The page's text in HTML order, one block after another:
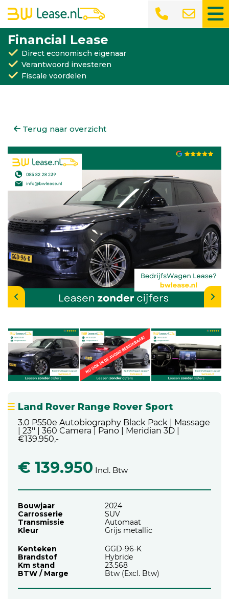
Financial Lease
Direct economisch eigenaar
Verantwoord investeren
Fiscale voordelen
Terug naar overzicht
Land Rover Range Rover Sport
3.0 P550e Autobiography Black Pack | Massage
| 23'' | 360 Camera | Pano | Meridian 3D |
€139.950,-
€ 139.950 Incl. Btw
Bouwjaar
2024
Carrosserie
SUV
Transmissie
Automaat
Kleur
Grijs metallic
Kenteken
GGD-96-K
Brandstof
Hybride
Km stand
23.568
BTW / Marge
Btw (Excl. Btw)